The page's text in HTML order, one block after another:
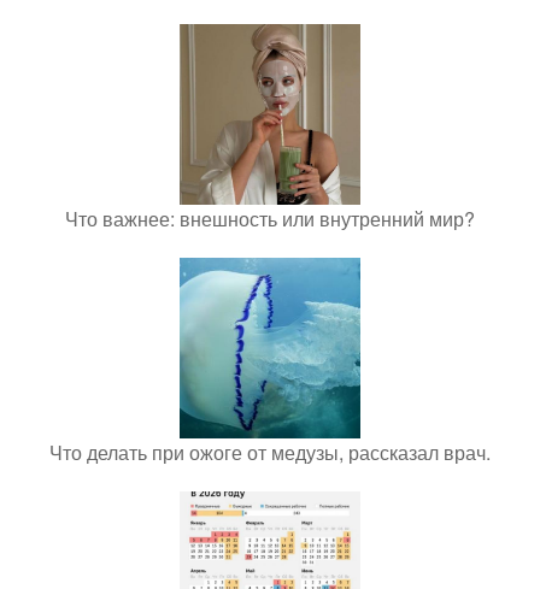
Что важнее: внешность или внутренний мир?
Что делать при ожоге от медузы, рассказал врач.